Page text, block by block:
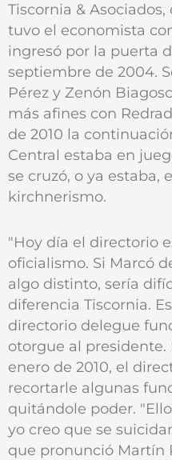
Tiscornia &
tuvo el economista
ingresó por la puerta
septiembre de 2004.
Pérez y Zenón
más afines con
de 2010 la
Central estaba en
se cruzó, o ya estaba,
kirchnerismo.
"Hoy día el directorio
oficialismo. Si Marcó
algo distinto, sería
diferencia Tiscornia.
directorio delegue
otorgue al presidente.
enero de 2010, el
recortarle algunas
quitándole poder.
yo creo que se
que pronunció Martín